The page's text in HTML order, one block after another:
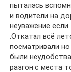
пыталась
и водители на
неуважение
.Откатал всё
посматривали
были
разгон с места